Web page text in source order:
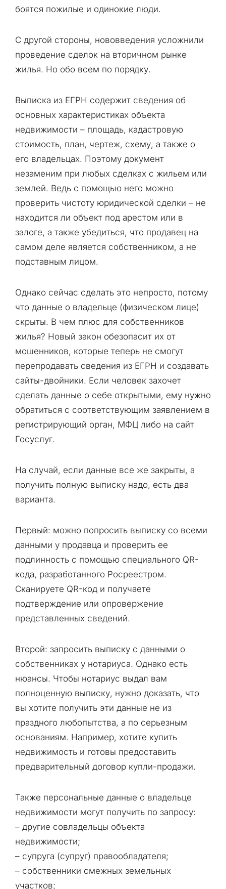
боятся пожилые и одинокие люди.
С другой стороны, нововведения усложнили
проведение сделок на вторичном рынке
жилья. Но обо всем по порядку.
Выписка из ЕГРН содержит сведения об
основных характеристиках объекта
недвижимости – площадь, кадастровую
стоимость, план, чертеж, схему, а также о
его владельцах. Поэтому документ
незаменим при любых сделках с жильем или
землей. Ведь с помощью него можно
проверить чистоту юридической сделки – не
находится ли объект под арестом или в
залоге, а также убедиться, что продавец на
самом деле является собственником, а не
подставным лицом.
Однако сейчас сделать это непросто, потому
что данные о владельце (физическом лице)
скрыты. В чем плюс для собственников
жилья? Новый закон обезопасит их от
мошенников, которые теперь не смогут
перепродавать сведения из ЕГРН и создавать
сайты-двойники. Если человек захочет
сделать данные о себе открытыми, ему нужно
обратиться с соответствующим заявлением в
регистрирующий орган, МФЦ либо на сайт
Госуслуг.
На случай, если данные все же закрыты, а
получить полную выписку надо, есть два
варианта.
Первый: можно попросить выписку со всеми
данными у продавца и проверить ее
подлинность с помощью специального QR-
кода, разработанного Росреестром.
Сканируете QR-код и получаете
подтверждение или опровержение
представленных сведений.
Второй: запросить выписку с данными о
собственниках у нотариуса. Однако есть
нюансы. Чтобы нотариус выдал вам
полноценную выписку, нужно доказать, что
вы хотите получить эти данные не из
праздного любопытства, а по серьезным
основаниям. Например, хотите купить
недвижимость и готовы предоставить
предварительный договор купли-продажи.
Также персональные данные о владельце
недвижимости могут получить по запросу:
– другие совладельцы объекта
недвижимости;
– супруга (супруг) правообладателя;
– собственники смежных земельных
участков;